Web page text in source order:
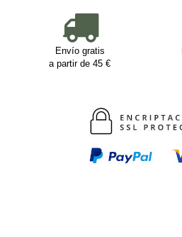
Envío gratis
a partir de 45 €